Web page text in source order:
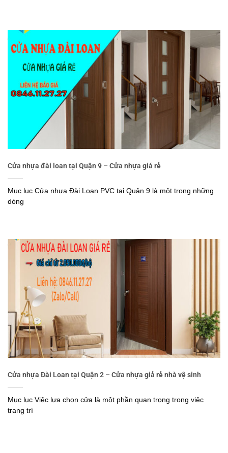
Cửa nhựa đài loan tại Quận 9 – Cửa nhựa giá rẻ
Mục lục Cửa nhựa Đài Loan PVC tại Quận 9 là một trong những
dòng
Cửa nhựa Đài Loan tại Quận 2 – Cửa nhựa giả rẻ nhà vệ sinh
Mục lục Việc lựa chọn cửa là một phần quan trọng trong việc
trang trí